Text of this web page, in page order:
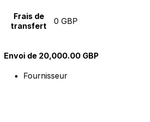
Frais de
transfert
0 GBP
Envoi de 20,000.00 GBP
Fournisseur